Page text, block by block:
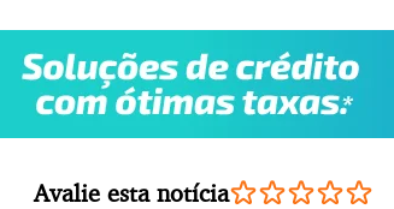
Avalie esta notícia